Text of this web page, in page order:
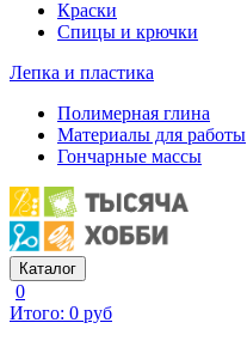
Краски
Спицы и крючки
Лепка и пластика
Полимерная глина
Материалы для работы
Гончарные массы
Каталог
0
Итого: 0 руб